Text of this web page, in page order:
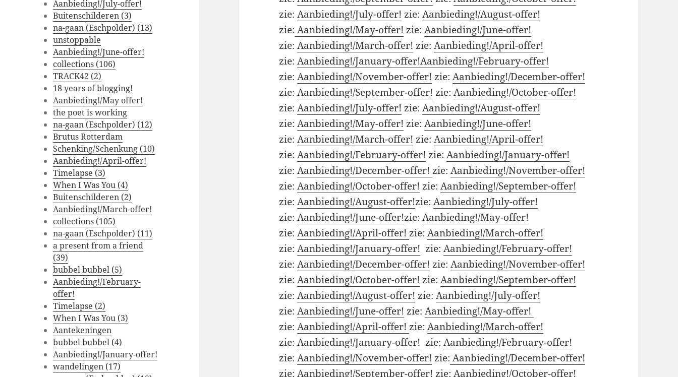
Aanbieding!/July-offer!
Buitenschilderen (3)
na-gaan (Eschpolder) (13)
unstoppable
Aanbieding!/June-offer!
collections (106)
TRACK42 (2)
18 years of blogging!
Aanbieding!/May offer!
the poet is working
na-gaan (Eschpolder) (12)
Brutus Rotterdam
Schenking/Schenkung (10)
Aanbieding!/April-offer!
Timelapse (3)
When I Was You (4)
Buitenschilderen (2)
Aanbieding!/March-offer!
collections (105)
na-gaan (Eschpolder) (11)
a present from a friend
(39)
bubbel bubbel (5)
Aanbieding!/February-
offer!
Timelapse (2)
When I Was You (3)
Aantekeningen
bubbel bubbel (4)
Aanbieding!/January-offer!
wandelingen (17)
zie:Aanbieding!/July-offer! zie:Aanbieding!/August-offer!
zie: Aanbieding!/May-offer! zie:Aanbieding!/June-offer!
zie:Aanbieding!/March-offer! zie:Aanbieding!/April-offer!
zie:Aanbieding!/January-offer!Aanbieding!/February-offer!
zie:Aanbieding!/November-offer! zie:Aanbieding!/December-offer!
zie:Aanbieding!/September-offer! zie:Aanbieding!/October-offer!
zie:Aanbieding!/July-offer! zie:Aanbieding!/August-offer!
zie:Aanbieding!/May-offer! zie:Aanbieding!/June-offer!
zie:Aanbieding!/March-offer! zie:Aanbieding!/April-offer!
zie:Aanbieding!/February-offer! zie:Aanbieding!/January-offer!
zie:Aanbieding!/December-offer!zie:Aanbieding!/November-offer!
zie:Aanbieding!/October-offer! zie:Aanbieding!/September-offer!
zie:Aanbieding!/August-offer!zie:Aanbieding!/July-offer!
zie:Aanbieding!/June-offer!zie:Aanbieding!/May-offer!
zie:Aanbieding!/April-offer!zie:Aanbieding!/March-offer!
zie:Aanbieding!/January-offer! zie:Aanbieding!/February-offer!
zie:Aanbieding!/December-offer! zie:Aanbieding!/November-offer!
zie:Aanbieding!/October-offer! zie:Aanbieding!/September-offer!
zie:Aanbieding!/August-offer! zie:Aanbieding!/July-offer!
zie:Aanbieding!/June-offer! zie:Aanbieding!/May-offer!
zie:Aanbieding!/April-offer!zie:Aanbieding!/March-offer!
zie:Aanbieding!/January-offer! zie:Aanbieding!/February-offer!
zie:Aanbieding!/November-offer! zie: Aanbieding!/December-offer!
zie:Aanbieding!/September-offer! zie:Aanbieding!/October-offer!